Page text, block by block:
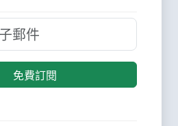
免費訂閱